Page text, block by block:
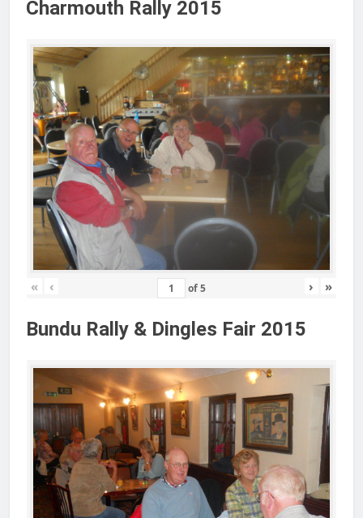
Charmouth Rally 2015
« ‹ of5 › »
Bundu Rally & Dingles Fair 2015